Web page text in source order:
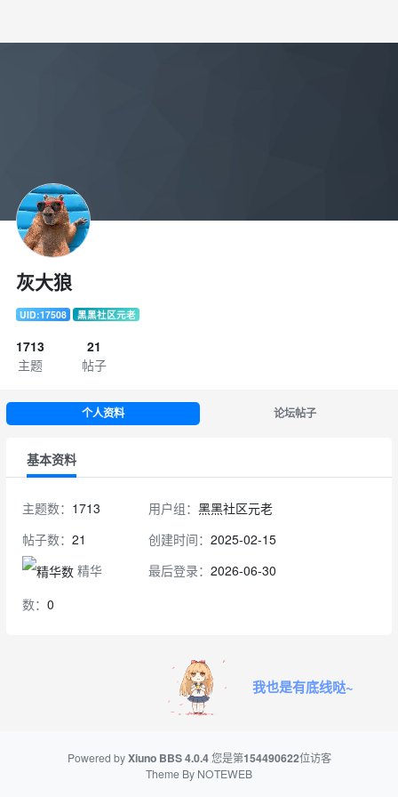
灰大狼
UID:17508 黑黑社区元老
1713
主题
21
帖子
个人资料 论坛帖子
基本资料
主题数： 1713
帖子数： 21
精华
数： 0
用户组：黑黑社区元老
创建时间：2025-02-15
最后登录：2026-06-30
我也是有底线哒~
Powered byXiuno BBS4.0.4 您是第154490622位访客
Theme By NOTEWEB